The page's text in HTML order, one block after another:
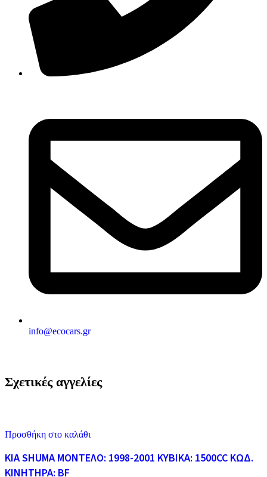
info@ecocars.gr
Σχετικές αγγελίες
Προσθήκη στο καλάθι
KIA SHUMA ΜΟΝΤΕΛΟ: 1998-2001 ΚΥΒΙΚΑ: 1500CC ΚΩΔ.
ΚΙΝΗΤΗΡΑ: BF